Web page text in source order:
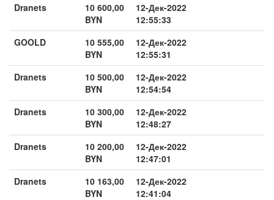
Dranets
10 600,00
BYN
12-Дек-2022
12:55:33
GOOLD
10 555,00
BYN
12-Дек-2022
12:55:31
Dranets
10 500,00
BYN
12-Дек-2022
12:54:54
Dranets
10 300,00
BYN
12-Дек-2022
12:48:27
Dranets
10 200,00
BYN
12-Дек-2022
12:47:01
Dranets
10 163,00
BYN
12-Дек-2022
12:41:04